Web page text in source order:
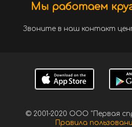
Мы работаем
Звоните в наш контакт
© 2001-2020 ООО "Первая
Правила